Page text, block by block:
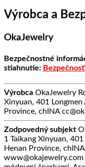
Výrobca a
OkaJewelry
Bezpečnostné
stiahnutie: Bezpečnosť
Výrobca OkaJewelry
Xinyuan, 401
Province, chINA
Zodpovedný subjekt
1 Taikang Xinyuan,
Henan Province,